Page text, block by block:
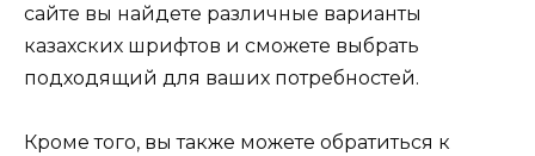
сайте вы найдете различные варианты
казахских шрифтов и сможете выбрать
подходящий для ваших потребностей.
Кроме того, вы также можете обратиться к